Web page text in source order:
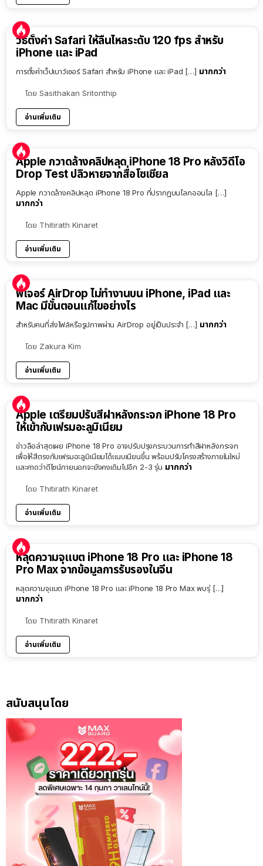
วิธีตั้งค่า Safari ให้ลื่นไหลระดับ 120 fps สำหรับ
iPhone และ iPad
การตั้งค่าเว็ปเบาว์เซอร์ Safari สำหรับ iPhone และ iPad […] มากกว่า
โดย Sasithakan Sritonthip
อ่านเพิ่มเติม
Apple กวาดล้างคลิปหลุด iPhone 18 Pro หลังวิดีโอ
Drop Test ปลิวหายจากสื่อโซเชียล
Apple กวาดล้างคลิปหลุด iPhone 18 Pro ที่ปรากฏบนโลกออนไล […]
มากกว่า
โดย Thitirath Kinaret
อ่านเพิ่มเติม
ฟีเจอร์ AirDrop ไม่ทำงานบน iPhone, iPad และ
Mac มีขั้นตอนแก้ไขอย่างไร
สำหรับคนที่ส่งไฟล์หรือรูปภาพผ่าน AirDrop อยู่เป็นประจำ […] มากกว่า
โดย Zakura Kim
อ่านเพิ่มเติม
Apple เตรียมปรับสีฝาหลังกระจก iPhone 18 Pro
ให้เข้ากับเฟรมอะลูมิเนียม
ข่าวลือล่าสุดเผย iPhone 18 Pro อาจปรับปรุงกระบวนการทำสีฝาหลังกระจก
เพื่อให้สีตรงกับเฟรมอะลูมิเนียมได้แนบเนียนขึ้น พร้อมปรับโครงสร้างภายในใหม่
และคาดว่าดีไซน์ภายนอกจะยังคงเดิมไปอีก 2-3 รุ่น มากกว่า
โดย Thitirath Kinaret
อ่านเพิ่มเติม
หลุดความจุแบต iPhone 18 Pro และ iPhone 18
Pro Max จากข้อมูลการรับรองในจีน
หลุดความจุแบต iPhone 18 Pro และ iPhone 18 Pro Max พบรุ่ […]
มากกว่า
โดย Thitirath Kinaret
อ่านเพิ่มเติม
สนับสนุนโดย